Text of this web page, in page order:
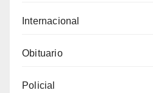
Internacional
Obituario
Policial